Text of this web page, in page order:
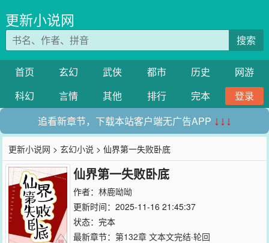
更新小说网
搜索
首页 玄幻 武侠 都市 历史
网游
科幻
言情 其他 排行 完本
登录
追看新章节，下载本站客户端无广告APP ↓↓↓
更新小说网 >玄幻小说 > 仙界第一失败卧底
仙界第一失败卧底
作者： 林鹿呦呦
更新时间：2025-11-16 21:45:37
状态：完本
最新章节： 第132章 文本文完结·轮回